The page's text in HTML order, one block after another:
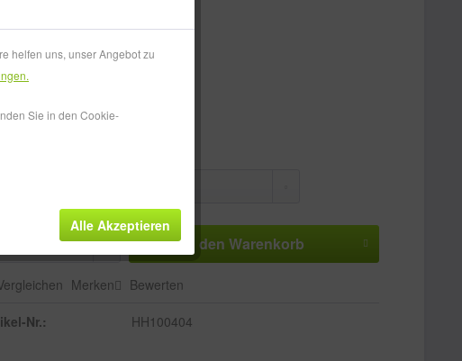
€ *
MwSt.zzgl. Versandkosten
Lieferung!
In den Warenkorb
Merken Bewerten
Nr.: HH100404
helfen uns, unser Angebot zu
Sie in den Cookie-
Alle Akzeptieren